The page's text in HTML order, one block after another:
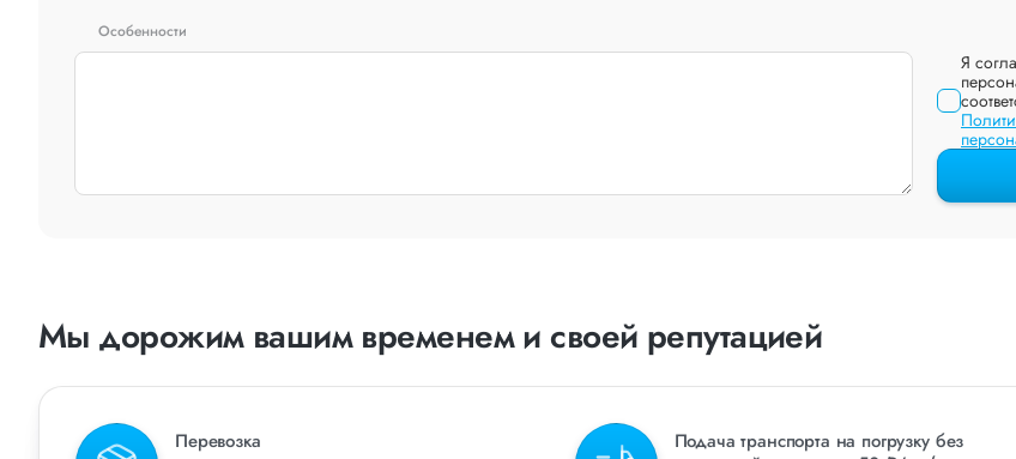
Особенности
Я
Мы дорожим вашим временем и своей репутацией
Перевозка
Подача транспорта на погрузку без